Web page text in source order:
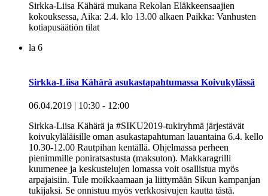
Sirkka-Liisa Kähärä mukana Rekolan Eläkkeensaajien
kokouksessa, Aika: 2.4. klo 13.00 alkaen Paikka: Vanhusten
kotiapusäätiön tilat
la 6
Sirkka-Liisa Kähärä asukastapahtumassa Koivukylässä
06.04.2019 | 10:30 - 12:00
Sirkka-Liisa Kähärä ja #SIKU2019-tukiryhmä järjestävät
koivukyläläisille oman asukastapahtuman lauantaina 6.4. kello
10.30-12.00 Rautpihan kentällä. Ohjelmassa perheen
pienimmille poniratsastusta (maksuton). Makkaragrilli
kuumenee ja keskustelujen lomassa voit osallistua myös
arpajaisiin. Tule moikkaamaan ja liittymään Sikun kampanjan
tukijaksi. Se onnistuu myös verkkosivujen kautta tästä.